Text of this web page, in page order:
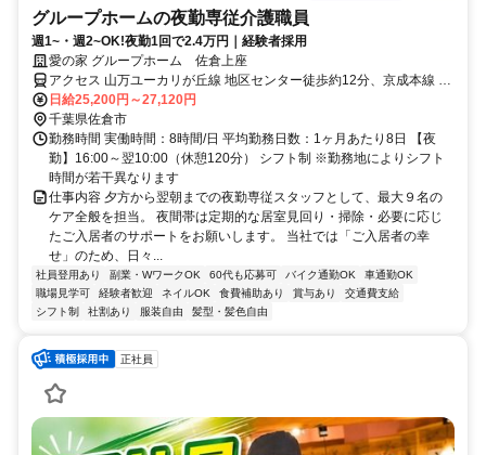
グループホームの夜勤専従介護職員
週1~・週2~OK!夜勤1回で2.4万円｜経験者採用
愛の家 グループホーム 佐倉上座
アクセス 山万ユーカリが丘線 地区センター徒歩約12分、京成本線 ユ
ーカリが丘徒歩約14分、山万ユーカリが丘線 ユーカリが丘徒歩約14
分 ユーカリが丘線「地区センター駅」徒歩14分
日給25,200円～27,120円
千葉県佐倉市
勤務時間 実働時間：8時間/日 平均勤務日数：1ヶ月あたり8日 【夜
勤】16:00～翌10:00（休憩120分） シフト制 ※勤務地によりシフト
時間が若干異なります
仕事内容 夕方から翌朝までの夜勤専従スタッフとして、最大９名の
ケア全般を担当。 夜間帯は定期的な居室見回り・掃除・必要に応じ
たご入居者のサポートをお願いします。 当社では「ご入居者の幸
せ」のため、日々...
社員登用あり 副業・WワークOK 60代も応募可 バイク通勤OK
車通勤OK
職場見学可
経験者歓迎 ネイルOK 食費補助あり 賞与あり
交通費支給
シフト制
社割あり 服装自由 髪型・髪色自由
正社員